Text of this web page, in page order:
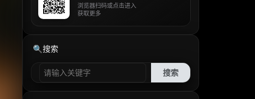
浏览器扫码或点击进入
获取更多
🔍搜索
搜索